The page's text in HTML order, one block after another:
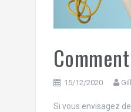
15/12/2020
Si vous envisagez de